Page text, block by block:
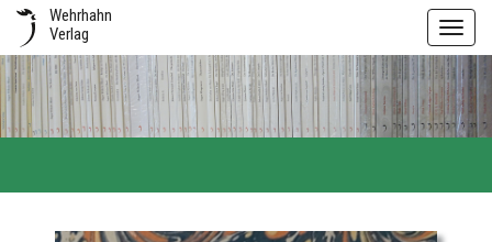
Wehrhahn
Verlag